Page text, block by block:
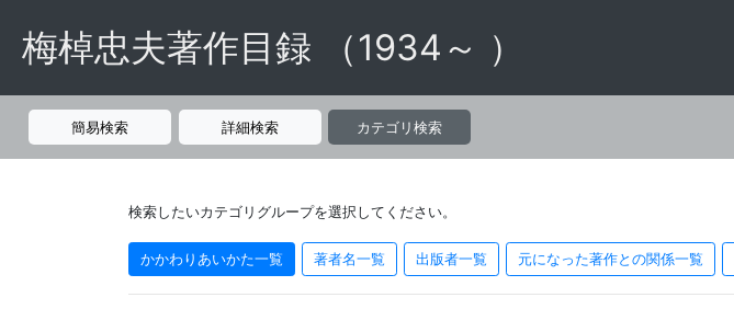
梅棹忠夫著作目録 （1934～ ）
簡易検索 詳細検索 カテゴリ検索
検索したいカテゴリグループを選択してください。
かかわりあいかた一覧 著者名一覧 出版者一覧 元になった著作との関係一覧